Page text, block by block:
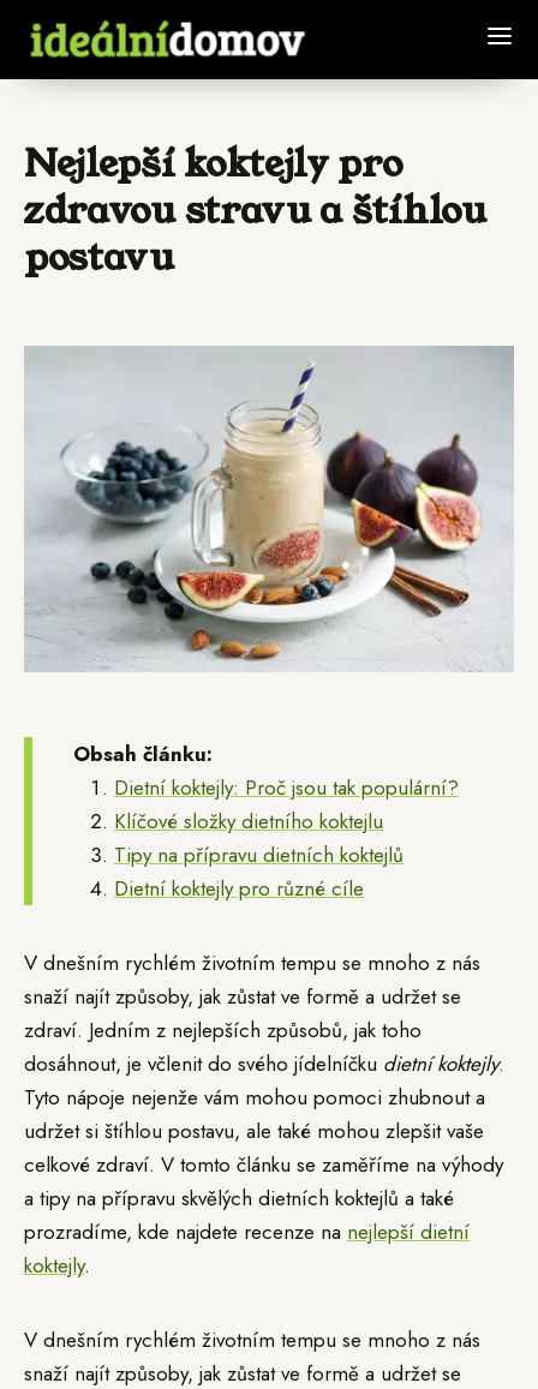
Nejlepší koktejly pro
zdravou stravu a štíhlou
postavu
Obsah článku:
Dietní koktejly: Proč jsou tak populární?
Klíčové složky dietního koktejlu
Tipy na přípravu dietních koktejlů
Dietní koktejly pro různé cíle
V dnešním rychlém životním tempu se mnoho z nás
snaží najít způsoby, jak zůstat ve formě a udržet se
zdraví. Jedním z nejlepších způsobů, jak toho
dosáhnout, je včlenit do svého jídelníčku dietní koktejly.
Tyto nápoje nejenže vám mohou pomoci zhubnout a
udržet si štíhlou postavu, ale také mohou zlepšit vaše
celkové zdraví. V tomto článku se zaměříme na výhody
a tipy na přípravu skvělých dietních koktejlů a také
prozradíme, kde najdete recenze na nejlepší dietní
koktejly.
V dnešním rychlém životním tempu se mnoho z nás
snaží najít způsoby, jak zůstat ve formě a udržet se